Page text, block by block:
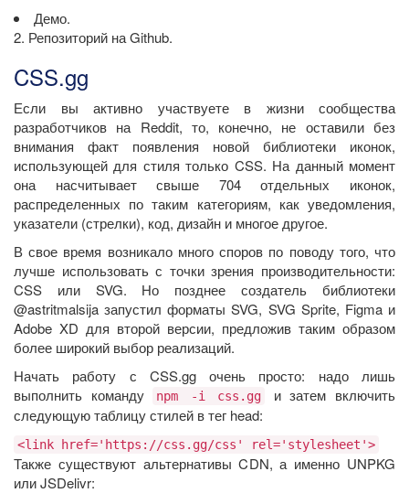
Демо.
2. Репозиторий на Github.
CSS.gg
Если вы активно участвуете в жизни сообщества
разработчиков на Reddit, то, конечно, не оставили без
внимания факт появления новой библиотеки иконок,
использующей для стиля только CSS. На данный момент
она насчитывает свыше 704 отдельных иконок,
распределенных по таким категориям, как уведомления,
указатели (стрелки), код, дизайн и многое другое.
В свое время возникало много споров по поводу того, что
лучше использовать с точки зрения производительности:
CSS или SVG. Но позднее создатель библиотеки
@astritmalsija запустил форматы SVG, SVG Sprite, Figma и
Adobe XD для второй версии, предложив таким образом
более широкий выбор реализаций.
Начать работу с CSS.gg очень просто: надо лишь
выполнить команду
npm -i css.gg
и затем включить
следующую таблицу стилей в тег head:
<link href='https://css.gg/css' rel='stylesheet'>
Также существуют альтернативы CDN, а именно UNPKG
или JSDelivr: